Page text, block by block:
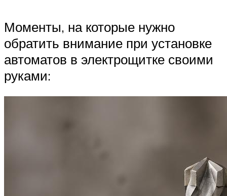
Моменты, на которые нужно
обратить внимание при установке
автоматов в электрощитке своими
руками: